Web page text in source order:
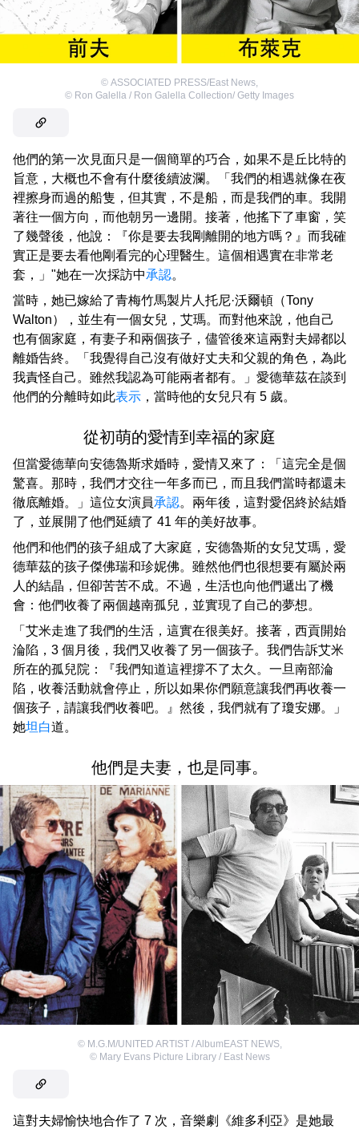
© ASSOCIATED PRESS/East News,
© Ron Galella / Ron Galella Collection/ Getty Images
他們的第一次見面只是一個簡單的巧合，如果不是丘比特的
旨意，大概也不會有什麼後續波瀾。「我們的相遇就像在夜
裡擦身而過的船隻，但其實，不是船，而是我們的車。我開
著往一個方向，而他朝另一邊開。接著，他搖下了車窗，笑
了幾聲後，他說：『你是要去我剛離開的地方嗎？』而我確
實正是要去看他剛看完的心理醫生。這個相遇實在非常老
套，」"她在一次採訪中承認。
當時，她已嫁給了青梅竹馬製片人托尼·沃爾頓（Tony
Walton），並生有一個女兒，艾瑪。而對他來說，他自己
也有個家庭，有妻子和兩個孩子，儘管後來這兩對夫婦都以
離婚告終。「我覺得自己沒有做好丈夫和父親的角色，為此
我責怪自己。雖然我認為可能兩者都有。」愛德華茲在談到
他們的分離時如此表示 ，當時他的女兒只有 5 歲。
從初萌的愛情到幸福的家庭
但當愛德華向安德魯斯求婚時，愛情又來了：「這完全是個
驚喜。那時，我們才交往一年多而已，而且我們當時都還未
徹底離婚。」這位女演員承認。兩年後，這對愛侶終於結婚
了，並展開了他們延續了 41 年的美好故事。
他們和他們的孩子組成了大家庭，安德魯斯的女兒艾瑪，愛
德華茲的孩子傑佛瑞和珍妮佛。雖然他們也很想要有屬於兩
人的結晶，但卻苦苦不成。不過，生活也向他們遞出了機
會：他們收養了兩個越南孤兒，並實現了自己的夢想。
「艾米走進了我們的生活，這實在很美好。接著，西貢開始
淪陷，3 個月後，我們又收養了另一個孩子。我們告訴艾米
所在的孤兒院：『我們知道這裡撐不了太久。一旦南部淪
陷，收養活動就會停止，所以如果你們願意讓我們再收養一
個孩子，請讓我們收養吧。』然後，我們就有了瓊安娜。」
她坦白道。
他們是夫妻，也是同事。
© M.G.M/UNITED ARTIST / AlbumEAST NEWS,
© Mary Evans Picture Library / East News
這對夫婦愉快地合作了 7 次，音樂劇《維多利亞》是她最